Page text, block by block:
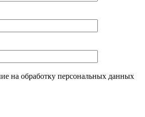
на обработку персональных данных